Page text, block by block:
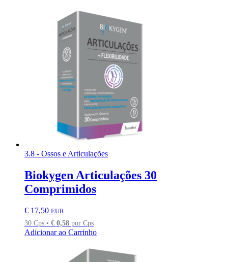
3.8 - Ossos e Articulações
Biokygen Articulações 30
Comprimidos
€ 17,50 EUR
30 Cps • € 0,58 por Cps
Adicionar ao Carrinho